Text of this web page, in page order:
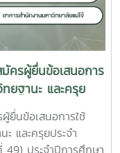
ครผู้ยื่นข้อเสนอการ
ยฐานะ และครุย
(ครั้งที่ 49)
ละประจำปีการ
ยื่นข้อเสนอการใช้
และครุยประจำ
ประจำปีการศึกษา